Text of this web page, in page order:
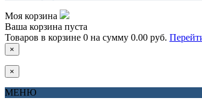
Моя корзина
Ваша корзина пуста
Товаров в корзине 0 на сумму 0.00 руб.
×
×
МЕНЮ